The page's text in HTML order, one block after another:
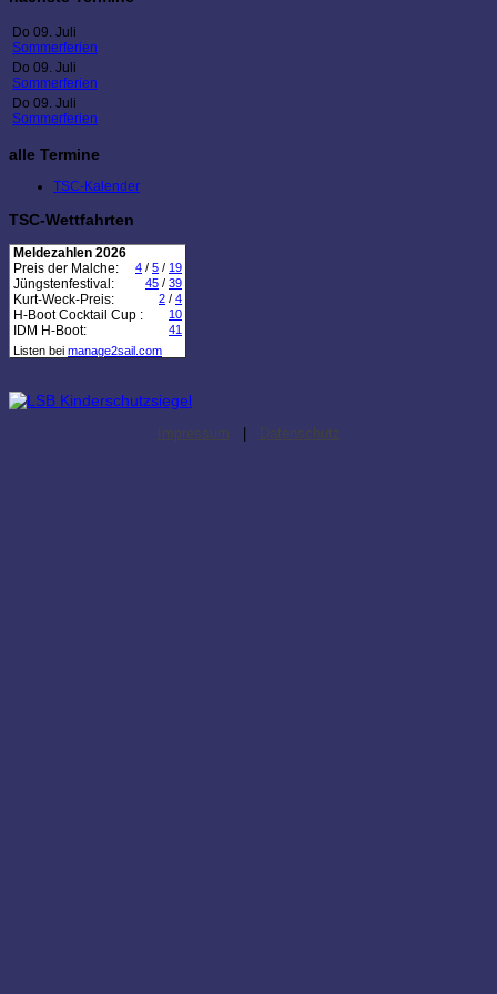
Do 09. Juli
Sommerferien
Do 09. Juli
Sommerferien
Do 09. Juli
Sommerferien
alle Termine
TSC-Kalender
TSC-Wettfahrten
Meldezahlen 2026
Preis der Malche:
4 / 5 / 19
Jüngstenfestival: 45 / 39
Kurt-Weck-Preis: 2 / 4
H-Boot Cocktail Cup : 10
IDM H-Boot:
41
Listen bei manage2sail.com
Impressum | Datenschutz